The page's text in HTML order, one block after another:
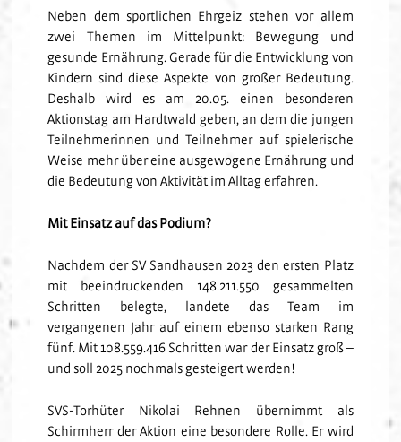
Neben dem sportlichen Ehrgeiz stehen vor allem
zwei Themen im Mittelpunkt: Bewegung und
gesunde Ernährung. Gerade für die Entwicklung von
Kindern sind diese Aspekte von großer Bedeutung.
Deshalb wird es am 20.05. einen besonderen
Aktionstag am Hardtwald geben, an dem die jungen
Teilnehmerinnen und Teilnehmer auf spielerische
Weise mehr über eine ausgewogene Ernährung und
die Bedeutung von Aktivität im Alltag erfahren.
Mit Einsatz auf das Podium?
Nachdem der SV Sandhausen 2023 den ersten Platz
mit beeindruckenden 148.211.550 gesammelten
Schritten belegte, landete das Team im
vergangenen Jahr auf einem ebenso starken Rang
fünf. Mit 108.559.416 Schritten war der Einsatz groß –
und soll 2025 nochmals gesteigert werden!
SVS-Torhüter Nikolai Rehnen übernimmt als
Schirmherr der Aktion eine besondere Rolle. Er wird